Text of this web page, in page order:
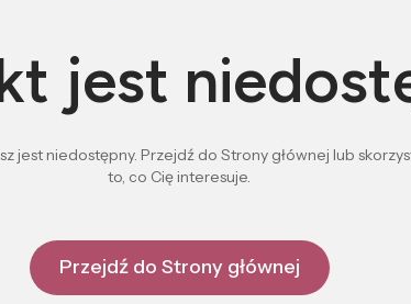
jest
jest niedostępny. Przejdź do Strony głównej lub
to, co Cię interesuje.
Przejdź do Strony głównej